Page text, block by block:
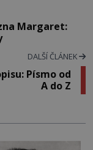
Margaret:
DALŠÍ ČLÁNEK
Písmo od
A do Z